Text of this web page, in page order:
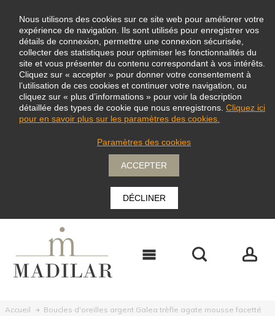
Nous utilisons des cookies sur ce site web pour améliorer votre
expérience de navigation. Ils sont utilisés pour enregistrer vos
détails de connexion, permettre une connexion sécurisée,
collecter des statistiques pour optimiser les fonctionnalités du
site et vous présenter du contenu correspondant à vos intérêts.
Cliquez sur « accepter » pour donner votre consentement à
l’utilisation de ces cookies et continuer votre navigation, ou
cliquez sur « plus d’informations » pour voir la description
détaillée des types de cookie que nous enregistrons. Cliquez ici
pour en savoir plus sur les paramètres des cookies.
Paramètres des cookies
ACCEPTER
DÉCLINER
Accueil Boucles d'oreilles argent Galea trèfle agate mousse facetté